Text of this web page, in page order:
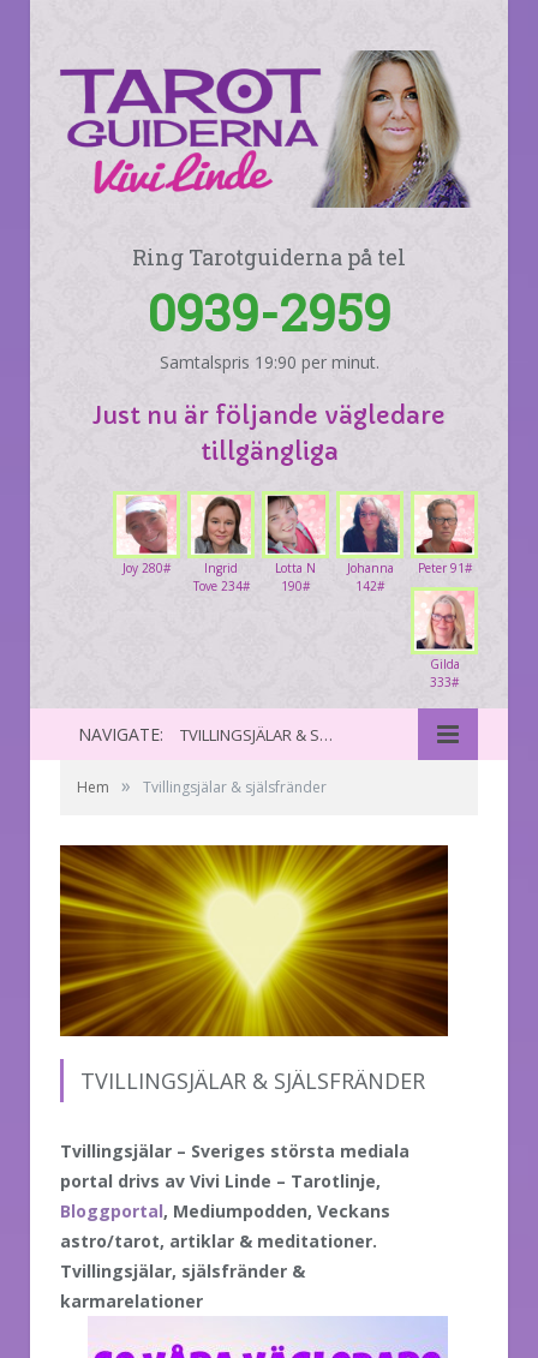
Ring Tarotguiderna på tel
0939-2959
Samtalspris 19:90 per minut.
Just nu är följande vägledare
tillgängliga
Peter 91#
Johanna
142#
Lotta N
190#
Ingrid
Tove 234#
Joy 280#
Gilda
333#
NAVIGATE: TVILLINGSJÄLAR & SJÄLSFRÄNDER
Hem » Tvillingsjälar & själsfränder
TVILLINGSJÄLAR & SJÄLSFRÄNDER
Tvillingsjälar – Sveriges största mediala
portal drivs av Vivi Linde – Tarotlinje,
Bloggportal, Mediumpodden, Veckans
astro/tarot, artiklar & meditationer.
Tvillingsjälar, själsfränder &
karmarelationer